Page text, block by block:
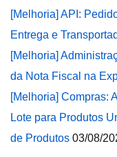
[Melhoria] API:
Entrega e
[Melhoria]
da Nota Fiscal na
[Melhoria] Compras:
Lote para Produtos
de Produtos 03/08/